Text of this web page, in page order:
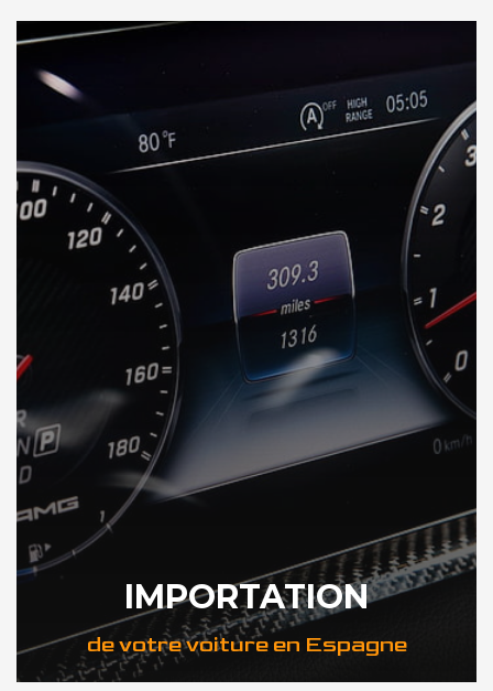
DÉCOUVREZ VOTRE INSPECTION AUTO en Espagne
IMPORTATION
de votre voiture en Espagne